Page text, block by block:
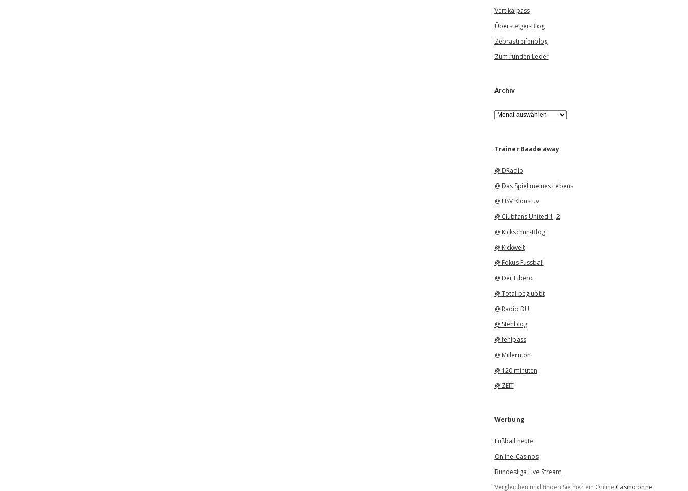
Vertikalpass
Übersteiger-Blog
Zebrastreifenblog
Zum runden Leder
Archiv
A
r
iTrainer Baade away
@ DRadio
@ Das Spiel meines Lebens
@ HSV Klönstuv
@ Clubfans United 1 , 2
@ Kickschuh-Blog
@ Kickwelt
@ Fokus Fussball
@ Der Libero
@ Total beglubbt
@ Radio DU
@ Stehblog
@ fehlpass
@ Millernton
@ 120 minuten
@ ZEIT
Werbung
Fußball heute
Online-Casinos
Bundesliga Live Stream
Vergleichen und finden Sie hier ein Online Casino ohne